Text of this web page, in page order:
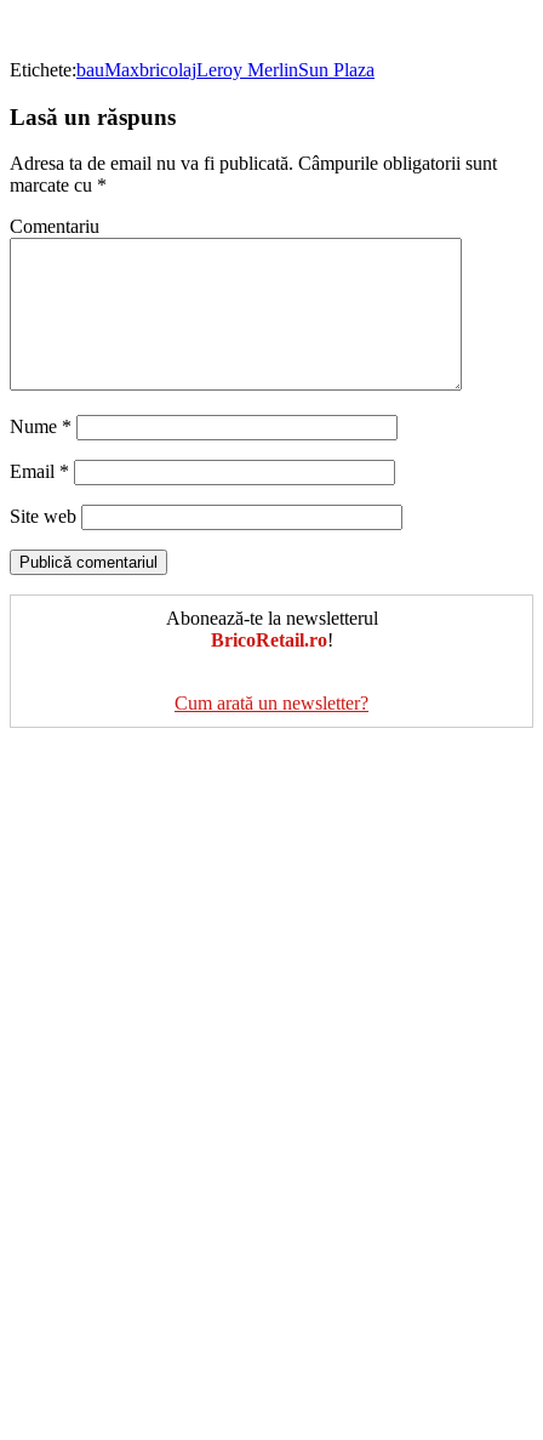
Etichete:bauMaxbricolajLeroy MerlinSun Plaza
Lasă un răspuns
Adresa ta de email nu va fi publicată. Câmpurile obligatorii sunt
marcate cu *
Comentariu
Nume *
Email *
Site web
Abonează-te la newsletterul
BricoRetail.ro!
Cum arată un newsletter?